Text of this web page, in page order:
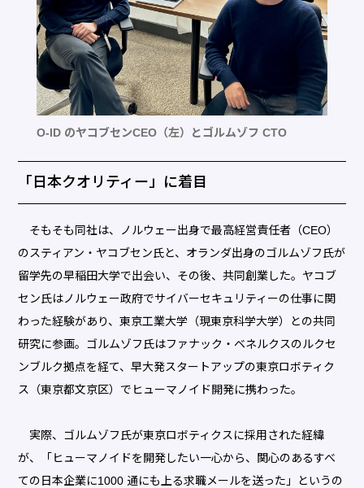
O-ID のヤコブセンCEO（左）とゴルムゾフ CTO
「日本クオリティー」に着目
そもそも同社は、ノルウェー出身で最高経営責任者（CEO）
のスティアン・ヤコブセン氏と、オランダ出身のゴルムゾフ氏が
留学先の早稲田大学で出会い、その後、共同創業した。ヤコブ
セン氏はノルウェー政府でサイバーセキュリティーの仕事に関
わった経験があり、東京工業大学（現東京科学大学）との共同
研究に参画。ゴルムゾフ氏はファナック・ベネルクスのルクセ
ンブルク拠点を経て、早大発スタートアップの東京ロボティク
ス（東京都文京区）でヒューマノイド開発に携わった。
実際、ゴルムゾフ氏が東京ロボティクスに採用された経緯
が、「ヒューマノイドを開発したい一心から、関心のあるすべ
ての日本企業に1000 通にも上る求職メールを送った」というの